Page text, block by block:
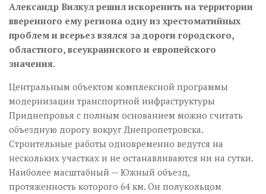
Александр Вилкул решил искоренить на территории
вверенного ему региона одну из хрестоматийных
проблем и всерьез взялся за дороги городского,
областного, всеукраинского и европейского
значения.
Центральным объектом комплексной программы
модернизации транспортной инфраструктуры
Приднепровья с полным основанием можно считать
объездную дорогу вокруг Днепропетровска.
Строительные работы одновременно ведутся на
нескольких участках и не останавливаются ни на сутки.
Наиболее масштабный — Южный объезд,
протяженность которого 64 км. Он полукольцом